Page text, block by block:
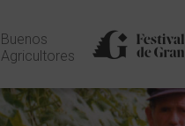
Buenos
Agricultores